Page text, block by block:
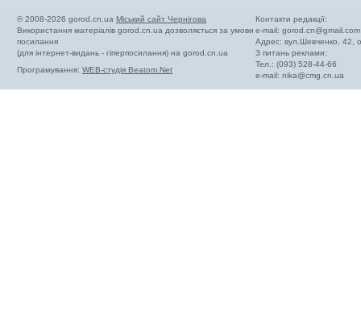
© 2008-2026 gorod.cn.ua Міський сайт Чернігова
Використання матеріалів gorod.cn.ua дозволяється за умови
посилання
(для інтернет-видань - гіперпосилання) на gorod.cn.ua
Програмування: WEB-студія Beatom.Net
Контакти редакції:
e-mail:gorod.cn@gmail.com
Адрес: вул.Шевченко, 42,
З питань реклами:
Тел.: (093) 528-44-66
e-mail:nika@cmg.cn.ua